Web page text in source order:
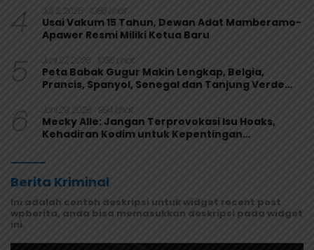
4 Juli 2, 2026 1085 Lihat
Usai Vakum 15 Tahun, Dewan Adat Mamberamo-
Apawer Resmi Miliki Ketua Baru
5 Juni 27, 2026 1036 Lihat
Peta Babak Gugur Makin Lengkap, Belgia,
Prancis, Spanyol, Senegal dan Tanjung Verde
6 Juni 29, 2026 994 Lihat
Mecky Alle: Jangan Terprovokasi Isu Hoaks,
Kehadiran Kodim untuk Kepentingan
Berita Kriminal
Ini adalah contoh deskripsi untuk widget recent post
wpberita, anda bisa memasukkan deskripsi pada widget
ini.